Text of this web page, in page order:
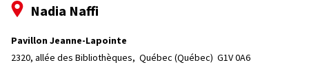
Nadia Naffi
Pavillon Jeanne-Lapointe
2320, allée des Bibliothèques, Québec (Québec)  G1V 0A6